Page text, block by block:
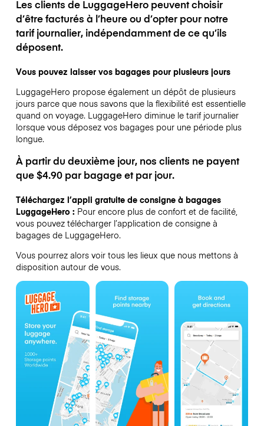
Les clients de LuggageHero peuvent choisir
d’être facturés à l’heure ou d’opter pour notre
tarif journalier, indépendamment de ce qu’ils
déposent.
Vous pouvez laisser vos bagages pour plusieurs jours
LuggageHero propose également un dépôt de plusieurs
jours parce que nous savons que la flexibilité est essentielle
quand on voyage. LuggageHero diminue le tarif journalier
lorsque vous déposez vos bagages pour une période plus
longue.
À partir du deuxième jour, nos clients ne payent
que $4.90 par bagage et par jour.
Téléchargez l’appli gratuite de consigne à bagages
LuggageHero :Pour encore plus de confort et de facilité,
vous pouvez télécharger l’application de consigne à
bagages de LuggageHero.
Vous pourrez alors voir tous les lieux que nous mettons à
disposition autour de vous.